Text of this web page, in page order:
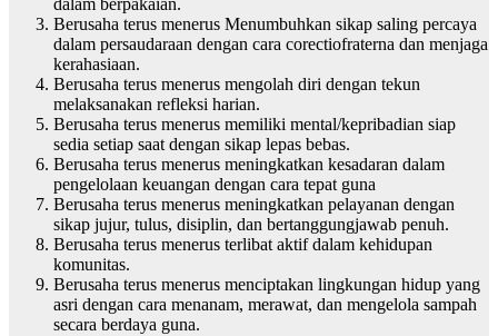
dalam berpakaian.
Berusaha terus menerus Menumbuhkan sikap saling percaya
dalam persaudaraan dengan cara corectiofraterna dan menjaga
kerahasiaan.
Berusaha terus menerus mengolah diri dengan tekun
melaksanakan refleksi harian.
Berusaha terus menerus memiliki mental/kepribadian siap
sedia setiap saat dengan sikap lepas bebas.
Berusaha terus menerus meningkatkan kesadaran dalam
pengelolaan keuangan dengan cara tepat guna
Berusaha terus menerus meningkatkan pelayanan dengan
sikap jujur, tulus, disiplin, dan bertanggungjawab penuh.
Berusaha terus menerus terlibat aktif dalam kehidupan
komunitas.
Berusaha terus menerus menciptakan lingkungan hidup yang
asri dengan cara menanam, merawat, dan mengelola sampah
secara berdaya guna.